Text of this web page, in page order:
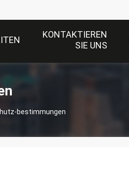
KONTAKTIEREN
SIE UNS
bestimmungen